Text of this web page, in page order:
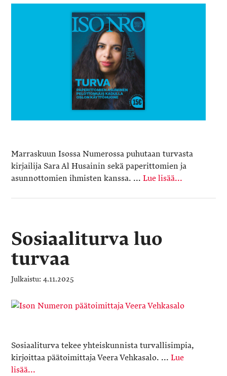
Marraskuun Isossa Numerossa puhutaan turvasta
kirjailija Sara Al Husainin sekä paperittomien ja
asunnottomien ihmisten kanssa. ...Lue lisää...
Sosiaaliturva luo
turvaa
4.11.2025
Sosiaaliturva tekee yhteiskunnista turvallisimpia,
kirjoittaa päätoimittaja Veera Vehkasalo. ...Lue
lisää...